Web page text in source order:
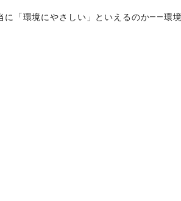
「環境にやさしい」といえるのか――環